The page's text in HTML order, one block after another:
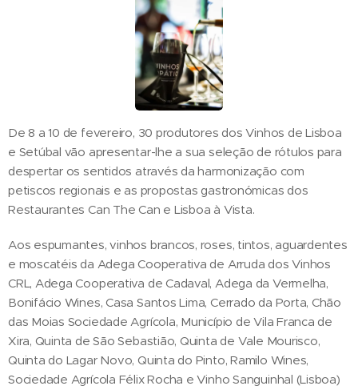
De 8 a 10 de fevereiro, 30 produtores dos Vinhos de Lisboa
e Setúbal vão apresentar-lhe a sua seleção de rótulos para
despertar os sentidos através da harmonização com
petiscos regionais e as propostas gastronómicas dos
Restaurantes Can The Can e Lisboa à Vista.
Aos espumantes, vinhos brancos, roses, tintos, aguardentes
e moscatéis da Adega Cooperativa de Arruda dos Vinhos
CRL, Adega Cooperativa de Cadaval, Adega da Vermelha,
Bonifácio Wines, Casa Santos Lima, Cerrado da Porta, Chão
das Moias Sociedade Agrícola, Município de Vila Franca de
Xira, Quinta de São Sebastião, Quinta de Vale Mourisco,
Quinta do Lagar Novo, Quinta do Pinto, Ramilo Wines,
Sociedade Agrícola Félix Rocha e Vinho Sanguinhal (Lisboa)